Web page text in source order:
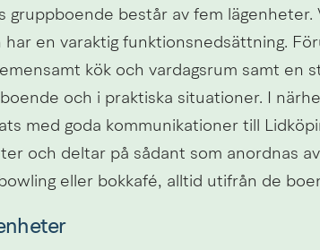
gruppboende består av fem lägenheter.
har en varaktig funktionsnedsättning.
kök och vardagsrum samt en
och i praktiska situationer. I
med goda kommunikationer till
och deltar på sådant som anordnas
eller bokkafé, alltid utifrån de